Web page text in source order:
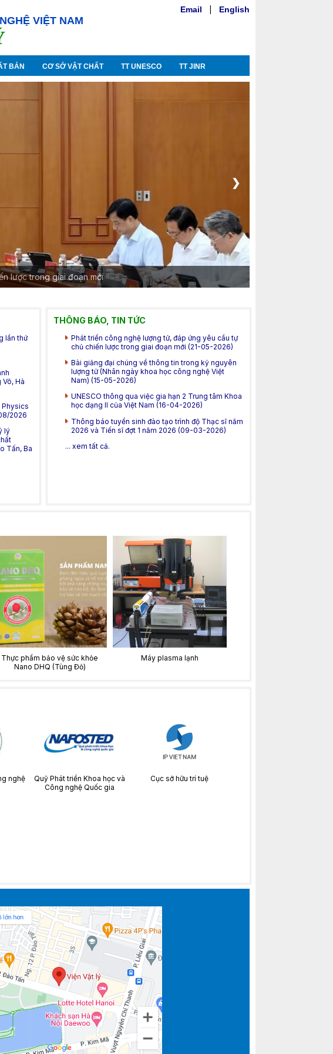
VIỆT NAM
Email English
BẢN CƠ SỞ VẬT CHẤT TT UNESCO TT JINR
lược trong giai đoạn mới
❯
lần thứ
Hà
2026
lý
Tấn, Ba
THÔNG BÁO, TIN TỨC
Phát triển công nghệ lượng tử, đáp ứng yêu cầu tự
chủ chiến lược trong giai đoạn mới (21-05-2026)
Bài giảng đại chúng về thông tin trong kỷ nguyên
lượng tử (Nhân ngày khoa học công nghệ Việt
Nam) (15-05-2026)
UNESCO thông qua việc gia hạn 2 Trung tâm Khoa
học dạng II của Việt Nam (16-04-2026)
Thông báo tuyển sinh đào tạo trình độ Thạc sĩ năm
2026 và Tiến sĩ đợt 1 năm 2026 (09-03-2026)
... xem tất cả.
Thực phẩm bảo vệ sức khỏe
Nano DHQ (Tùng Đỏ)
Máy plasma lạnh
nghệ
Quỹ Phát triển Khoa học và
Công nghệ Quốc gia
Cục sở hữu trí tuệ